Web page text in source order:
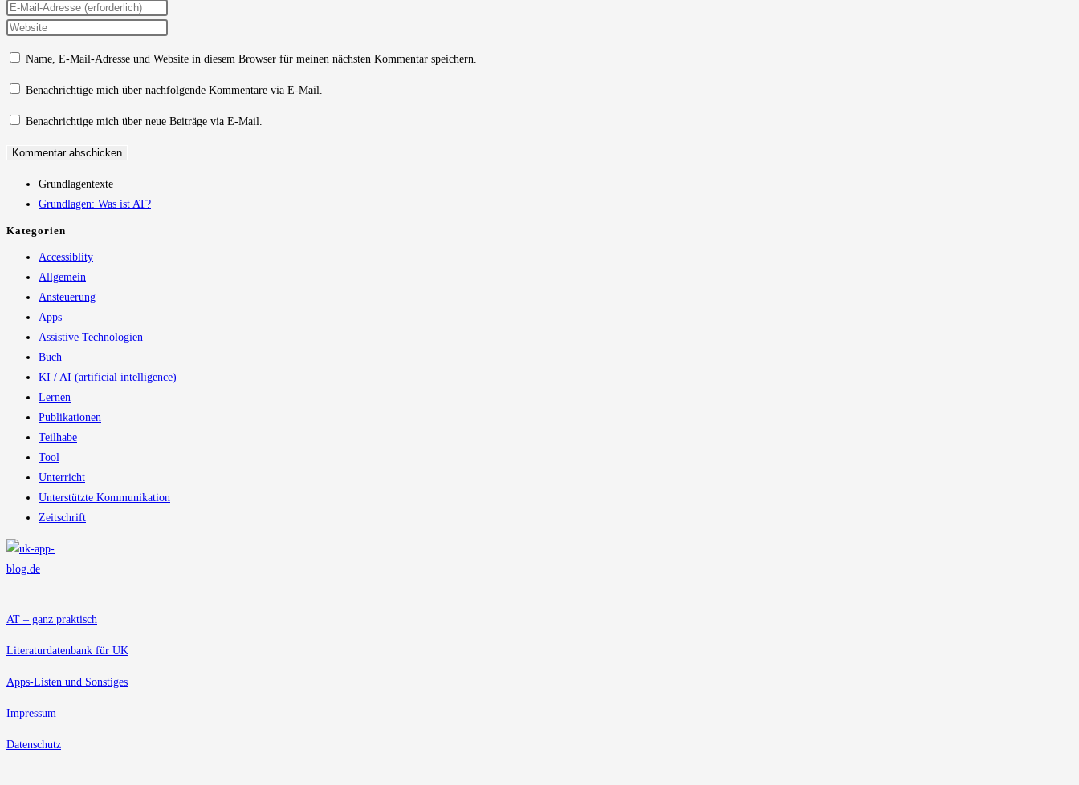
deinen
Namen
Benutzernamen
zum
ein
Gib
deine
Adresse
Kommentieren
ein
Gib
URL
(optional)
Name, E-Mail-Adresse und Website in diesem Browser für meinen nächsten Kommentar speichern.
Benachrichtige mich über nachfolgende Kommentare via E-Mail.
Benachrichtige mich über neue Beiträge via E-Mail.
Grundlagentexte
Grundlagen: Was ist AT?
Kategorien
Accessiblity
Allgemein
Ansteuerung
Apps
Assistive Technologien
Buch
KI / AI (artificial intelligence)
Lernen
Publikationen
Teilhabe
Tool
Unterricht
Unterstützte Kommunikation
Zeitschrift
AT – ganz praktisch
Literaturdatenbank für UK
Apps-Listen und Sonstiges
Impressum
Datenschutz